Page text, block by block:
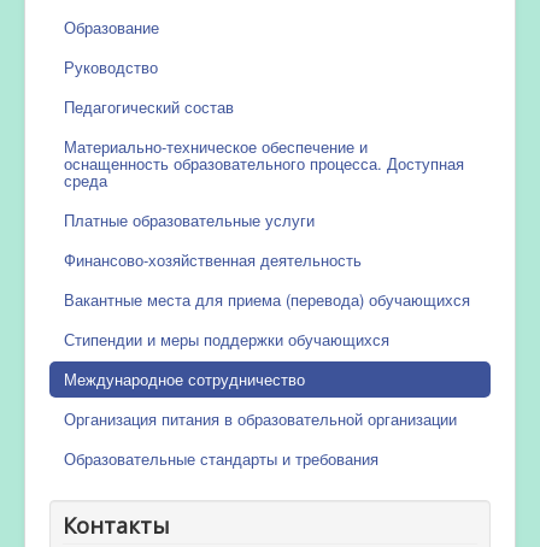
Образование
Руководство
Педагогический состав
Материально-техническое обеспечение и
оснащенность образовательного процесса. Доступная
среда
Платные образовательные услуги
Финансово-хозяйственная деятельность
Вакантные места для приема (перевода) обучающихся
Стипендии и меры поддержки обучающихся
Международное сотрудничество
Организация питания в образовательной организации
Образовательные стандарты и требования
Контакты